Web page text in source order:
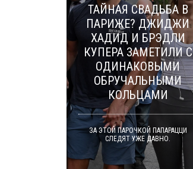
ТАЙНАЯ СВАДЬБА В
ПАРИЖЕ? ДЖИДЖИ
ХАДИД И БРЭДЛИ
КУПЕРА ЗАМЕТИЛИ С
ОДИНАКОВЫМИ
ОБРУЧАЛЬНЫМИ
КОЛЬЦАМИ
ЗА ЭТОЙ ПАРОЧКОЙ ПАПАРАЦЦИ
СЛЕДЯТ УЖЕ ДАВНО.